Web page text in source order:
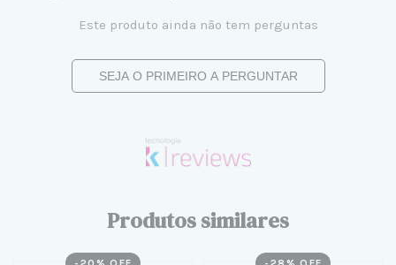
Este produto ainda não tem perguntas
SEJA O PRIMEIRO A PERGUNTAR
Produtos similares